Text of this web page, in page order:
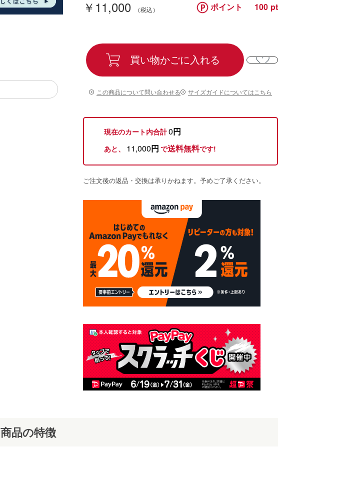
￥11,000 ポイント 100
現在のカート内合計0円
あと、 11,000円 で送料無料です!
買い物かごに入れる
この商品について問い合わせる サイズガイドについてはこちら
ご注文後の返品・交換は承りかねます。予めご了承ください。
商品の特徴